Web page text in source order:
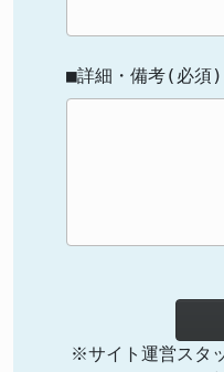
■詳細・備考(必須)
※サイト運営スタ